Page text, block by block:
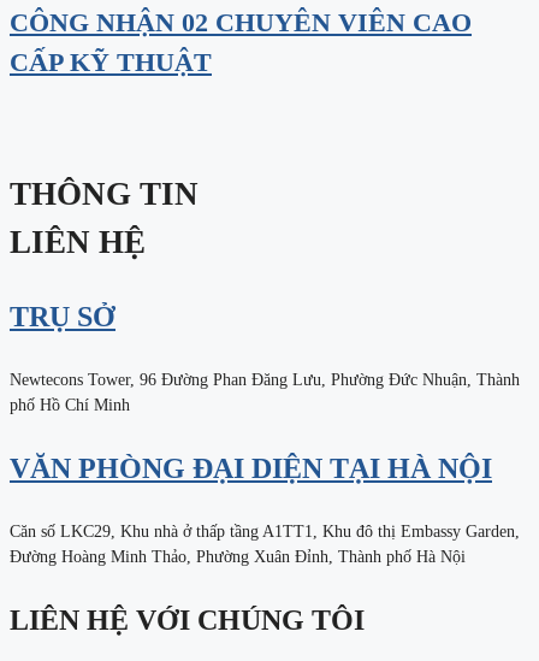
CÔNG NHẬN 02 CHUYÊN VIÊN CAO
CẤP KỸ THUẬT
THÔNG TIN
LIÊN HỆ
TRỤ SỞ
Newtecons Tower, 96 Đường Phan Đăng Lưu, Phường Đức Nhuận, Thành
phố Hồ Chí Minh
VĂN PHÒNG ĐẠI DIỆN TẠI HÀ NỘI
Căn số LKC29, Khu nhà ở thấp tầng A1TT1, Khu đô thị Embassy Garden,
Đường Hoàng Minh Thảo, Phường Xuân Đỉnh, Thành phố Hà Nội
LIÊN HỆ VỚI CHÚNG TÔI